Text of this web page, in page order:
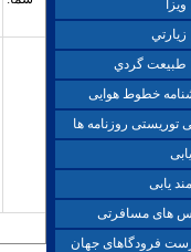
ويزا
زيارتي
طبيعت گردي
خطوط هوایی
توریستی روزنامه ها
یابی
های مسافرتی
فرودگاهای جهان